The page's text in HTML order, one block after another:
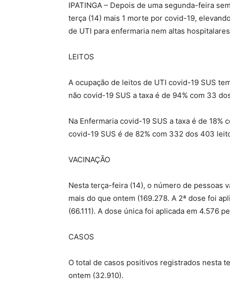
IPATINGA – Depois de uma segunda-feira
terça (14) mais 1 morte por covid-19,
de UTI para enfermaria nem altas
LEITOS
A ocupação de leitos de UTI covid-19 SUS
não covid-19 SUS a taxa é de 94% com 33
Na Enfermaria covid-19 SUS a taxa é de
covid-19 SUS é de 82% com 332 dos 403
VACINAÇÃO
Nesta terça-feira (14), o número de pessoas
mais do que ontem (169.278. A 2ª dose foi
(66.111). A dose única foi aplicada em 4.576
CASOS
O total de casos positivos registrados nesta
ontem (32.910).